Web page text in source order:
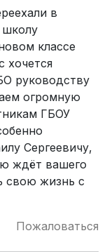
в
классе
хочется
руководству
огромную
ГБОУ
Сергеевичу,
ждёт вашего
свою жизнь с
Пожаловаться